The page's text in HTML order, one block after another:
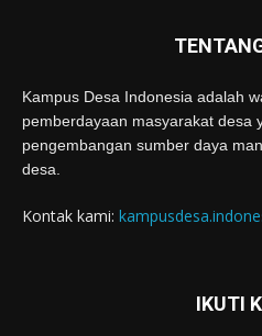
Kampus Desa Indonesia adalah
pemberdayaan masyarakat desa
pengembangan sumber daya
desa.
Kontak kami:
IKUTI